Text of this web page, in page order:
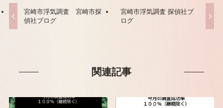
宮崎市浮気調査 宮崎市探
偵社ブログ
宮崎市浮気調査 探偵社ブ
ログ
関連記事